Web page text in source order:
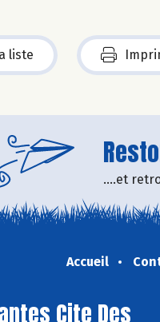
liste
....et
Accueil
Cite Des